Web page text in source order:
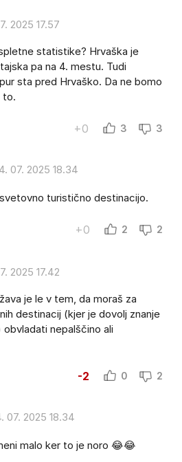
2025 17.57
statistike? Hrvaška je
pa na 4. mestu. Tudi
sta pred Hrvaško. Da ne bomo
to.
+0 3 3
07. 2025 18.34
turistično destinacijo.
+0 2 2
2025 17.42
je le v tem, da moraš za
destinacij (kjer je dovolj znanje
nepalščino ali
-2 0 2
07. 2025 18.34
malo ker to je noro 😂😂